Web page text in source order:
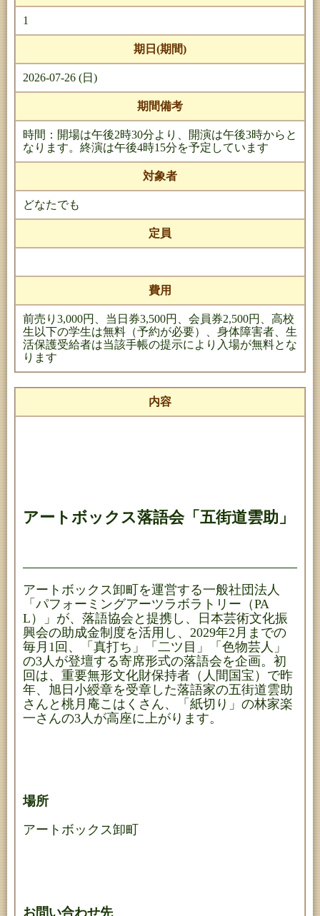
1
期日(期間)
2026-07-26 (日)
期間備考
時間：開場は午後2時30分より、開演は午後3時からと
なります。終演は午後4時15分を予定しています
対象者
どなたでも
定員
費用
前売り3,000円、当日券3,500円、会員券2,500円、高校
生以下の学生は無料（予約が必要）、身体障害者、生
活保護受給者は当該手帳の提示により入場が無料とな
ります
内容
アートボックス落語会「五街道雲助」
アートボックス卸町を運営する一般社団法人
「パフォーミングアーツラボラトリー（PA
L）」が、落語協会と提携し、日本芸術文化振
興会の助成金制度を活用し、2029年2月までの
毎月1回、「真打ち」「二ツ目」「色物芸人」
の3人が登壇する寄席形式の落語会を企画。初
回は、重要無形文化財保持者（人間国宝）で昨
年、旭日小綬章を受章した落語家の五街道雲助
さんと桃月庵こはくさん、「紙切り」の林家楽
一さんの3人が高座に上がります。
場所
アートボックス卸町
お問い合わせ先